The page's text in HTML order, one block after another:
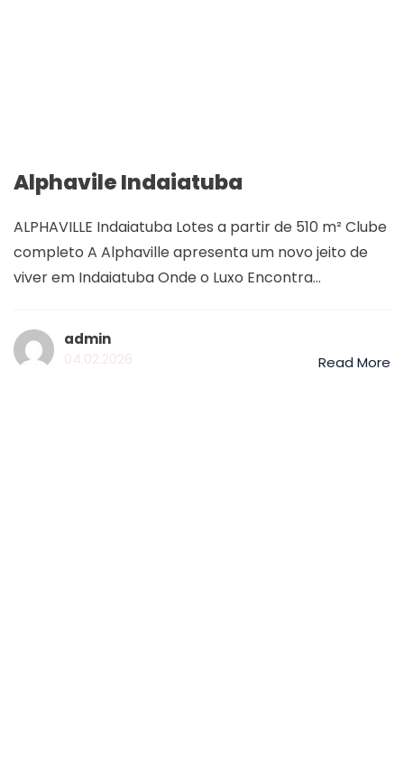
Alphavile Indaiatuba
ALPHAVILLE Indaiatuba Lotes a partir de 510 m² Clube
completo A Alphaville apresenta um novo jeito de
viver em Indaiatuba Onde o Luxo Encontra...
admin
04.02.2026
Read More